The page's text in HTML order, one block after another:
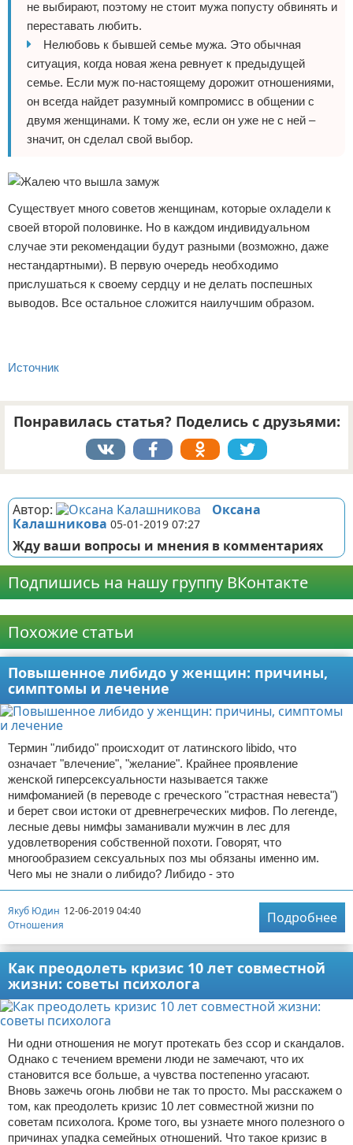
не выбирают, поэтому не стоит мужа попусту обвинять и
переставать любить.
Нелюбовь к бывшей семье мужа. Это обычная
ситуация, когда новая жена ревнует к предыдущей
семье. Если муж по-настоящему дорожит отношениями,
он всегда найдет разумный компромисс в общении с
двумя женщинами. К тому же, если он уже не с ней –
значит, он сделал свой выбор.
Существует много советов женщинам, которые охладели к
своей второй половинке. Но в каждом индивидуальном
случае эти рекомендации будут разными (возможно, даже
нестандартными). В первую очередь необходимо
прислушаться к своему сердцу и не делать поспешных
выводов. Все остальное сложится наилучшим образом.
Источник
Понравилась статья? Поделись с друзьями:
Автор:
Оксана
Калашникова 05-01-2019 07:27
Жду ваши вопросы и мнения в комментариях
Подпишись на нашу группу ВКонтакте
Похожие статьи
Повышенное либидо у женщин: причины,
симптомы и лечение
Термин "либидо" происходит от латинского libido, что
означает "влечение", "желание". Крайнее проявление
женской гиперсексуальности называется также
нимфоманией (в переводе с греческого "страстная невеста")
и берет свои истоки от древнегреческих мифов. По легенде,
лесные девы нимфы заманивали мужчин в лес для
удовлетворения собственной похоти. Говорят, что
многообразием сексуальных поз мы обязаны именно им.
Чего мы не знали о либидо? Либидо - это
Якуб Юдин 12-06-2019 04:40
Отношения
Подробнее
Как преодолеть кризис 10 лет совместной
жизни: советы психолога
Ни одни отношения не могут протекать без ссор и скандалов.
Однако с течением времени люди не замечают, что их
становится все больше, а чувства постепенно угасают.
Вновь зажечь огонь любви не так то просто. Мы расскажем о
том, как преодолеть кризис 10 лет совместной жизни по
советам психолога. Кроме того, вы узнаете много полезного о
причинах упадка семейных отношений. Что такое кризис в